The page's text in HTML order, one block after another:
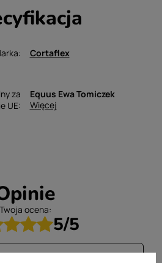
Cortaflex
za
UE
Equus Ewa Tomiczek
Więcej
Twoja ocena:
5/5